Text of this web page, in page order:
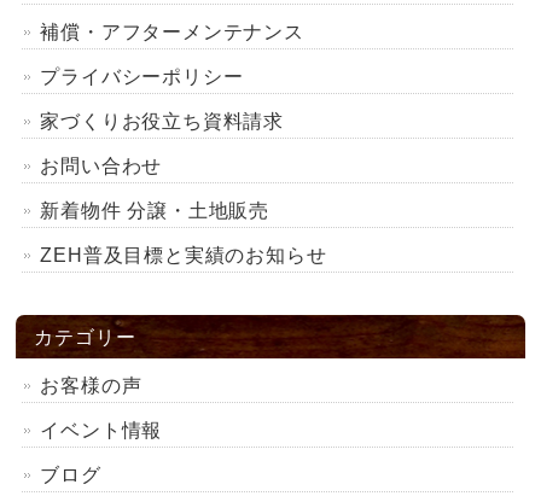
補償・アフターメンテナンス
プライバシーポリシー
家づくりお役立ち資料請求
お問い合わせ
新着物件 分譲・土地販売
ZEH普及目標と実績のお知らせ
カテゴリー
お客様の声
イベント情報
ブログ